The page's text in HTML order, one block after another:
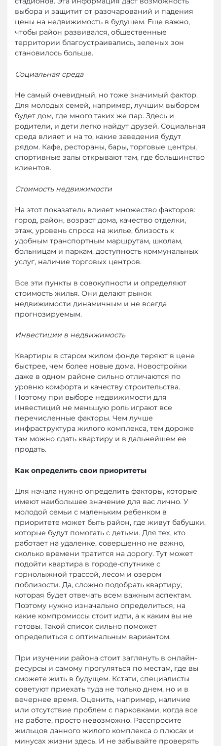
выбора и защитит от разочарований и падения
цены на недвижимость в будущем. Еще важно,
чтобы район развивался, общественные
территории благоустраивались, зеленых зон
становилось больше.
Социальная среда
Не самый очевидный, но тоже значимый фактор.
Для молодых семей, например, лучшим выбором
будет дом, где много таких же пар. Здесь и
родители, и дети легко найдут друзей. Социальная
среда влияет и на то, какие заведения будут
рядом. Кафе, рестораны, бары, торговые центры,
спортивные залы открывают там, где большинство
клиентов.
Стоимость недвижимости
На этот показатель влияет множество факторов:
город, район, возраст дома, качество отделки,
этаж, уровень спроса на жилье, близость к
удобным транспортным маршрутам, школам,
больницам и паркам, доступность коммунальных
услуг, наличие торговых центров.
Все эти пункты в совокупности и определяют
стоимость жилья. Они делают рынок
недвижимости динамичным и не всегда
прогнозируемым.
Инвестиции в недвижимость
Квартиры в старом жилом фонде теряют в цене
быстрее, чем более новые дома. Новостройки
даже в одном районе сильно отличаются по
уровню комфорта и качеству строительства.
Поэтому при выборе недвижимости для
инвестиций не меньшую роль играют все
перечисленные факторы. Чем лучше
инфраструктура жилого комплекса, тем дороже
там можно сдать квартиру и в дальнейшем ее
продать.
Как определить свои приоритеты
Для начала нужно определить факторы, которые
имеют наибольшее значение для вас лично. У
молодой семьи с маленьким ребенком в
приоритете может быть район, где живут бабушки,
которые будут помогать с детьми. Для тех, кто
работает на удаленке, совершенно не важно,
сколько времени тратится на дорогу. Тут может
подойти квартира в городе-спутнике с
горнолыжной трассой, лесом и озером
поблизости. Да, сложно подобрать квартиру,
которая будет отвечать всем важным аспектам.
Поэтому нужно изначально определиться, на
какие компромиссы стоит идти, а к каким вы не
готовы. Такой список сильно поможет
определиться с оптимальным вариантом.
При изучении района стоит заглянуть в онлайн-
ресурсы и самому прогуляться по местам, где вы
сможете жить в будущем. Кстати, специалисты
советуют приехать туда не только днем, но и в
вечернее время. Оценить, например, наличие
или отсутствие проблем с парковками, когда все
на работе, просто невозможно. Расспросите
жильцов данного жилого комплекса о плюсах и
минусах жизни здесь. И не забывайте проверять